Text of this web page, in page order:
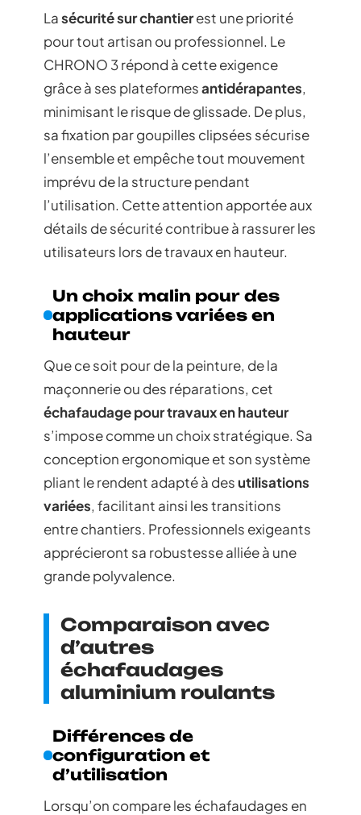
Lasécurité sur chantierest une priorité
pour tout artisan ou professionnel. Le
CHRONO 3 répond à cette exigence
grâce à ses plateformesantidérapantes,
minimisant le risque de glissade. De plus,
sa fixation par goupilles clipsées sécurise
l’ensemble et empêche tout mouvement
imprévu de la structure pendant
l’utilisation. Cette attention apportée aux
détails de sécurité contribue à rassurer les
utilisateurs lors de travaux en hauteur.
Un choix malin pour des
applications variées en
hauteur
Que ce soit pour de la peinture, de la
maçonnerie ou des réparations, cet
échafaudage pour travaux en hauteur
s’impose comme un choix stratégique. Sa
conception ergonomique et son système
pliant le rendent adapté à desutilisations
variées, facilitant ainsi les transitions
entre chantiers. Professionnels exigeants
apprécieront sa robustesse alliée à une
grande polyvalence.
Comparaison avec
d’autres
échafaudages
aluminium roulants
Différences de
configuration et
d’utilisation
Lorsqu’on compare les échafaudages en